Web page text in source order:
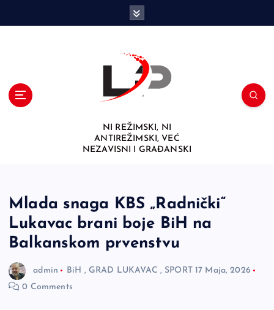
NI REŽIMSKI, NI
ANTIREŽIMSKI, VEĆ
NEZAVISNI I GRAĐANSKI
Mlada snaga KBS „Radnički“
Lukavac brani boje BiH na
Balkanskom prvenstvu
admin BiH , GRAD LUKAVAC , SPORT 17 Maja, 2026
0 Comments